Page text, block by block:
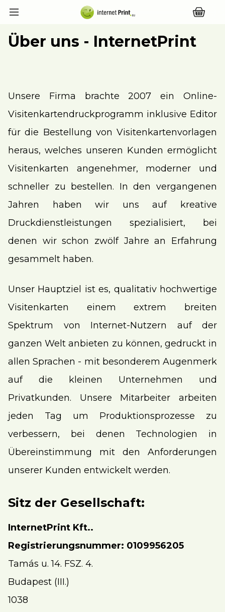
Über uns - InternetPrint
Unsere Firma brachte 2007 ein Online-
Visitenkartendruckprogramm inklusive Editor
für die Bestellung von Visitenkartenvorlagen
heraus, welches unseren Kunden ermöglicht
Visitenkarten angenehmer, moderner und
schneller zu bestellen. In den vergangenen
Jahren haben wir uns auf kreative
Druckdienstleistungen spezialisiert, bei
denen wir schon zwölf Jahre an Erfahrung
gesammelt haben.
Unser Hauptziel ist es, qualitativ hochwertige
Visitenkarten einem extrem breiten
Spektrum von Internet-Nutzern auf der
ganzen Welt anbieten zu können, gedruckt in
allen Sprachen - mit besonderem Augenmerk
auf die kleinen Unternehmen und
Privatkunden. Unsere Mitarbeiter arbeiten
jeden Tag um Produktionsprozesse zu
verbessern, bei denen Technologien in
Übereinstimmung mit den Anforderungen
unserer Kunden entwickelt werden.
Sitz der Gesellschaft:
InternetPrint Kft..
Registrierungsnummer: 0109956205
Tamás u. 14. FSZ. 4.
Budapest (III.)
1038